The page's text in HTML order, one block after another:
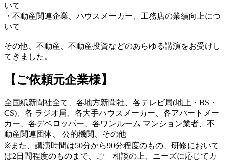
いて
・不動産関連企業、ハウスメーカー、工務店の業績向上につ
いて
その他、不動産、不動産投資などのあらゆる講演をお受けし
てきました。
【ご依頼元企業様】
全国紙新聞社全て、各地方新聞社、各テレビ局(地上・BS・
CS)、各 ラジオ局、各大手ハウスメーカー、各アパートメー
カー、各デベロッパー、各ワンルーム マンション業者、不
動産関連団体、 公的機関、その他
※また、講演時間は50分から90分程度のもの、研修において
は2日間程度のものまで、ご゙相談の上、ニーズに応じてカ